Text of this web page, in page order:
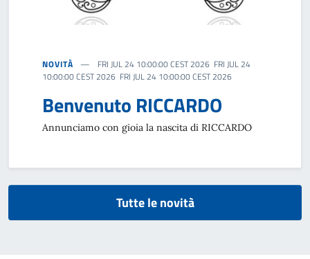
NOVITÀ
FRI JUL 24 10:00:00 CEST 2026 FRI JUL 24
10:00:00 CEST 2026 FRI JUL 24 10:00:00 CEST 2026
Benvenuto RICCARDO
Annunciamo con gioia la nascita di RICCARDO
Tutte le novità